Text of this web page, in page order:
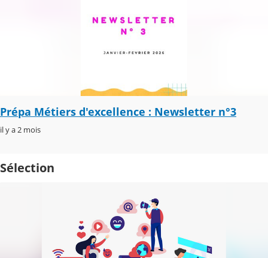
Prépa Métiers d'excellence : Newsletter n°3
il y a 2 mois
Sélection